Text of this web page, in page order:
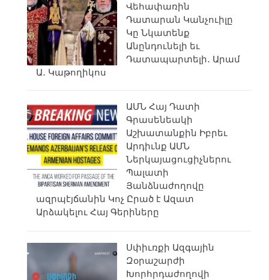
Վեհափառին
Դատարան Կանչուիլը
Կը Նկատենք
Անընդունելի եւ
Դատապարտելի․ Արամ
Ա․ Կաթողիկոս
ԱՄՆ Հայ Դատի
Գրասենեակի
Աշխատանքին Իբրեւ
Արդիւնք ԱՄՆ
Ներկայացուցիչներու
Պալատի
Յանձնաժողովը
ազրպէյճանին Կոչ Ըրած է Ազատ
Արձակելու Հայ Գերիները
Սփիւռքի Ազգային
Զօրաշարժի
Խորհրդաժողովի